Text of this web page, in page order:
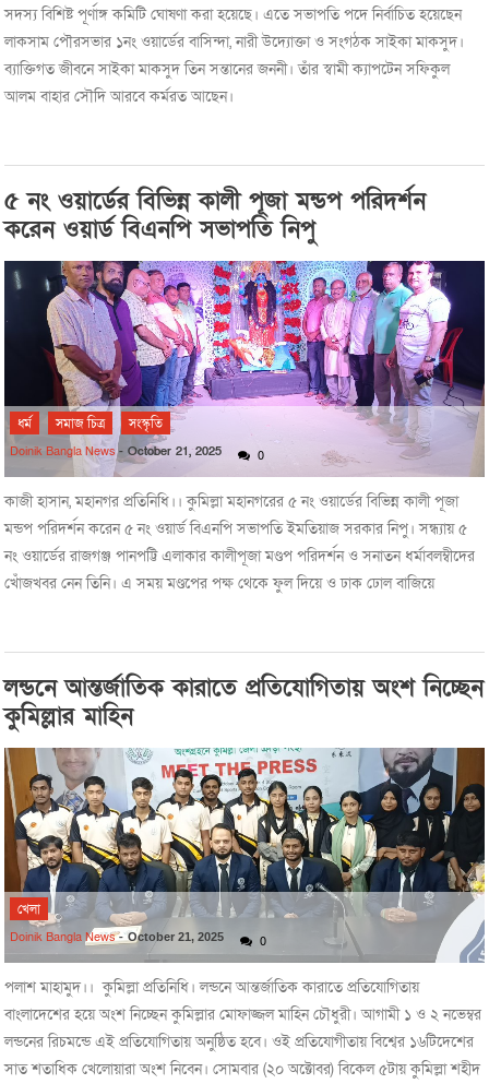
সদস্য বিশিষ্ট পূর্ণাঙ্গ কমিটি ঘোষণা করা হয়েছে। এতে সভাপতি পদে নির্বাচিত হয়েছেন
লাকসাম পৌরসভার ১নং ওয়ার্ডের বাসিন্দা, নারী উদ্যোক্তা ও সংগঠক সাইকা মাকসুদ।
ব্যাক্তিগত জীবনে সাইকা মাকসুদ তিন সন্তানের জননী। তাঁর স্বামী ক্যাপটেন সফিকুল
আলম বাহার সৌদি আরবে কর্মরত আছেন।
৫ নং ওয়ার্ডের বিভিন্ন কালী পূজা মন্ডপ পরিদর্শন
করেন ওয়ার্ড বিএনপি সভাপতি নিপু
ধর্ম সমাজ চিত্র সংস্কৃতি
Doinik Bangla News -October 21, 2025 0
কাজী হাসান, মহানগর প্রতিনিধি।। কুমিল্লা মহানগরের ৫ নং ওয়ার্ডের বিভিন্ন কালী পূজা
মন্ডপ পরিদর্শন করেন ৫ নং ওয়ার্ড বিএনপি সভাপতি ইমতিয়াজ সরকার নিপু। সন্ধ্যায় ৫
নং ওয়ার্ডের রাজগঞ্জ পানপট্টি এলাকার কালীপূজা মণ্ডপ পরিদর্শন ও সনাতন ধর্মাবলম্বীদের
খোঁজখবর নেন তিনি। এ সময় মণ্ডপের পক্ষ থেকে ফুল দিয়ে ও ঢাক ঢোল বাজিয়ে
লন্ডনে আন্তর্জাতিক কারাতে প্রতিযোগিতায় অংশ নিচ্ছেন
কুমিল্লার মাহিন
খেলা
Doinik Bangla News -October 21, 2025 0
পলাশ মাহামুদ।। কুমিল্লা প্রতিনিধি। লন্ডনে আন্তর্জাতিক কারাতে প্রতিযোগিতায়
বাংলাদেশের হয়ে অংশ নিচ্ছেন কুমিল্লার মোফাজ্জল মাহিন চৌধুরী। আগামী ১ ও ২ নভেম্বর
লন্ডনের রিচমন্ডে এই প্রতিযোগিতায় অনুষ্ঠিত হবে। ওই প্রতিযোগীতায় বিশ্বের ১৬টিদেশের
সাত শতাধিক খেলোয়ারা অংশ নিবেন। সোমবার (২০ অক্টোবর) বিকেল ৫টায় কুমিল্লা শহীদ